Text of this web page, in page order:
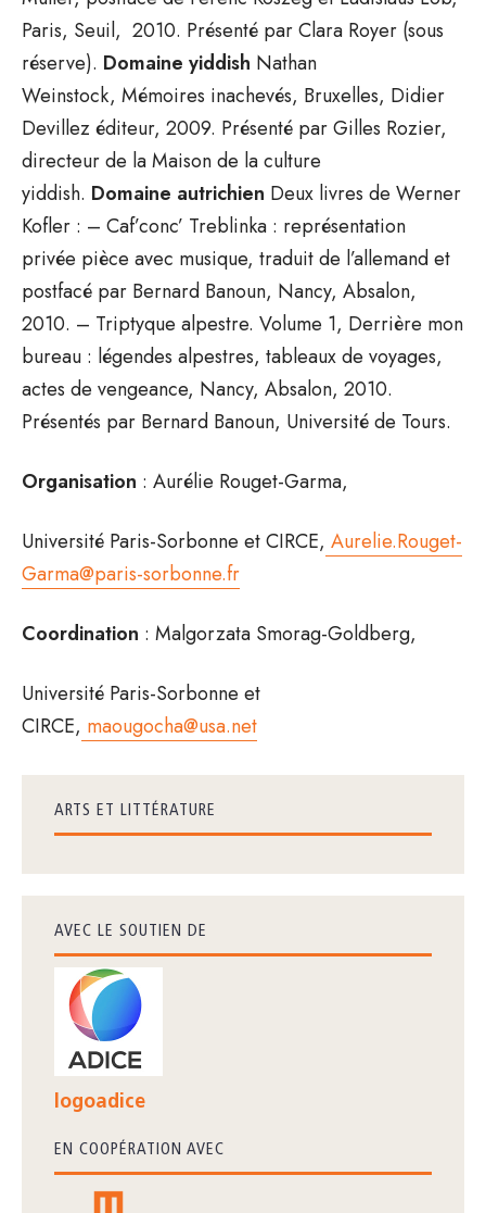
Paris, Seuil, 2010. Présenté par Clara Royer (sous
réserve). Domaine yiddish Nathan
Weinstock, Mémoires inachevés, Bruxelles, Didier
Devillez éditeur, 2009. Présenté par Gilles Rozier,
directeur de la Maison de la culture
yiddish. Domaine autrichien Deux livres de Werner
Kofler : – Caf’conc’ Treblinka : représentation
privée pièce avec musique, traduit de l’allemand et
postfacé par Bernard Banoun, Nancy, Absalon,
2010. – Triptyque alpestre. Volume 1, Derrière mon
bureau : légendes alpestres, tableaux de voyages,
actes de vengeance, Nancy, Absalon, 2010.
Présentés par Bernard Banoun, Université de Tours.
Organisation : Aurélie Rouget-Garma,
Université Paris-Sorbonne et CIRCE, Aurelie.Rouget-
Garma@paris-sorbonne.fr
Coordination : Malgorzata Smorag-Goldberg,
Université Paris-Sorbonne et
CIRCE, maougocha@usa.net
ARTS ET LITTÉRATURE
AVEC LE SOUTIEN DE
logoadice
EN COOPÉRATION AVEC